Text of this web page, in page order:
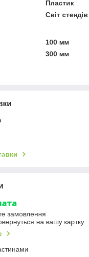
Пластик
Світ стендів
100 мм
300 мм
замовлення
на вашу картку